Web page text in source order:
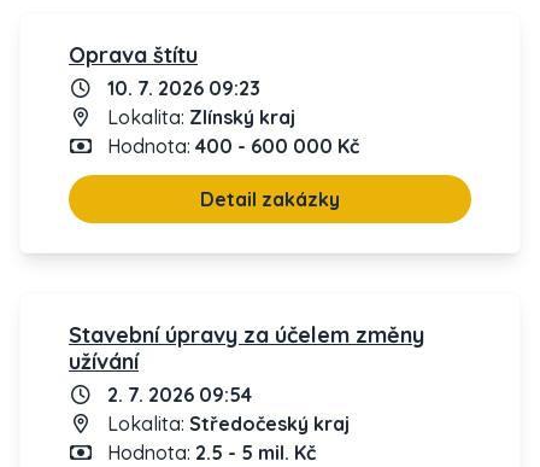
Oprava štítu
10. 7. 2026 09:23
Lokalita: Zlínský kraj
Hodnota: 400 - 600 000 Kč
Detail zakázky
Stavební úpravy za účelem změny
užívání
2. 7. 2026 09:54
Lokalita: Středočeský kraj
Hodnota: 2.5 - 5 mil. Kč